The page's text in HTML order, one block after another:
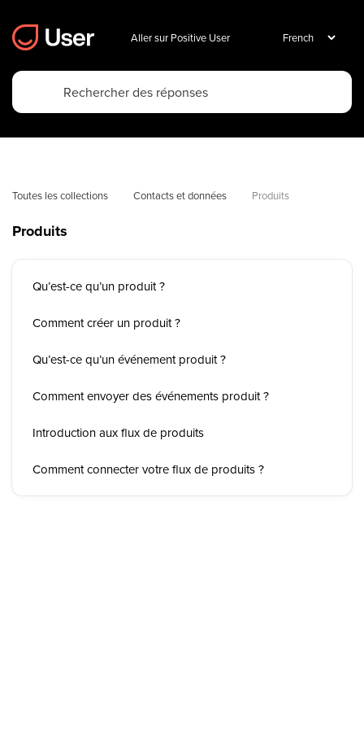
Aller sur Positive User
Toutes les collections Contacts et données Produits
Produits
Qu’est-ce qu’un produit ?
Comment créer un produit ?
Qu’est-ce qu’un événement produit ?
Comment envoyer des événements produit ?
Introduction aux flux de produits
Comment connecter votre flux de produits ?